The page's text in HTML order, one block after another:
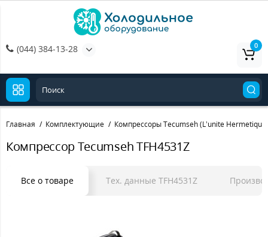
(044) 384-13-28 0
Главная Комплектующие Компрессоры Tecumseh (L’unite Hermetique)
Компрессор Tecumseh TFH4531Z
Все о товаре Тех. данные TFH4531Z